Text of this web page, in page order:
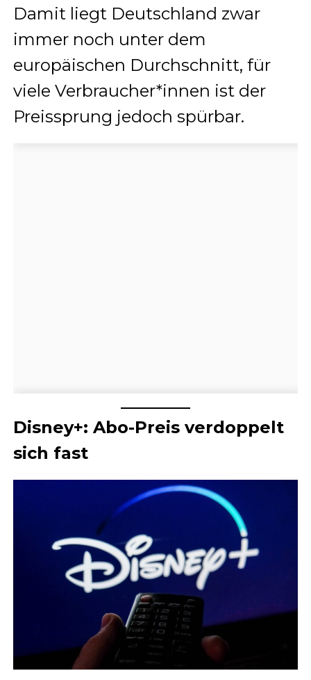
Damit liegt Deutschland zwar
immer noch unter dem
europäischen Durchschnitt, für
viele Verbraucher*innen ist der
Preissprung jedoch spürbar.
Disney+: Abo-Preis verdoppelt
sich fast